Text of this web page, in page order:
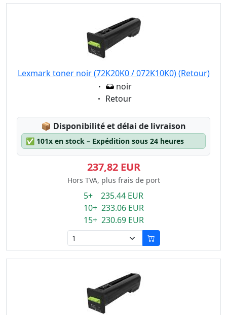
Lexmark toner noir (72K20K0 / 072K10K0) (Retour)
Eigenschaft:
noir
Eigenschaft:
Retour
📦 Lagerstatus:
Disponibilité et délai de livraison
✅ 101x en stock – Expédition sous 24 heures
237,82 EUR
Hors TVA, plus frais de port
5+ 235.44 EUR
10+ 233.06 EUR
15+ 230.69 EUR